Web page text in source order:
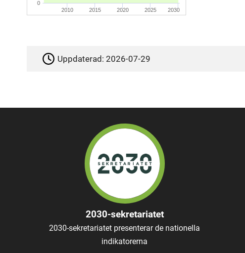
2010 2015 2020 2025 2030
0
Uppdaterad:2026-07-29
2030-sekretariatet
2030-sekretariatet presenterar de nationella
indikatorerna